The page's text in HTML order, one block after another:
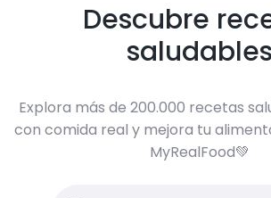
Descubre
saludables
Explora más de 200.000 recetas
con comida real y mejora tu
MyRealFood💚